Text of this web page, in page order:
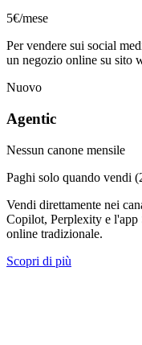
5€/mese
Per vendere sui social
un negozio online su sito
Nuovo
Agentic
Nessun canone mensile
Paghi solo quando vendi
Vendi direttamente nei
Copilot, Perplexity e l'app
online tradizionale.
Scopri di più